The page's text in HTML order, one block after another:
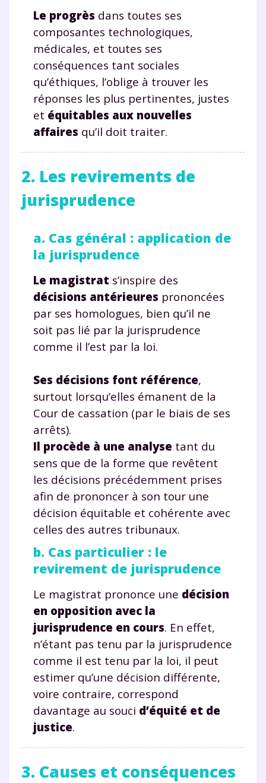
Le progrès dans toutes ses
composantes technologiques,
médicales, et toutes ses
conséquences tant sociales
qu’éthiques, l’oblige à trouver les
réponses les plus pertinentes, justes
et équitables aux nouvelles
affaires qu’il doit traiter.
2. Les revirements de
jurisprudence
a. Cas général : application de
la jurisprudence
Le magistrat s’inspire des
décisions antérieures prononcées
par ses homologues, bien qu’il ne
soit pas lié par la jurisprudence
comme il l’est par la loi.
Ses décisions font référence,
surtout lorsqu’elles émanent de la
Cour de cassation (par le biais de ses
arrêts).
Il procède à une analyse tant du
sens que de la forme que revêtent
les décisions précédemment prises
afin de prononcer à son tour une
décision équitable et cohérente avec
celles des autres tribunaux.
b. Cas particulier : le
revirement de jurisprudence
Le magistrat prononce une décision
en opposition avec la
jurisprudence en cours. En effet,
n’étant pas tenu par la jurisprudence
comme il est tenu par la loi, il peut
estimer qu’une décision différente,
voire contraire, correspond
davantage au souci d’équité et de
justice.
3. Causes et conséquences